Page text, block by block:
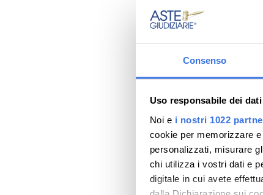
Consenso
Uso responsabile dei dati
Noi e i nostri 1022
cookie per memorizzare
personalizzati, misurare
chi utilizza i vostri dati e
digitale in cui avete